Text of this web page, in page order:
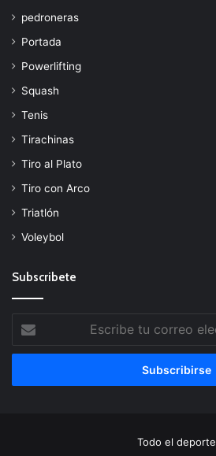
pedroneras
Portada
Powerlifting
Squash
Tenis
Tirachinas
Tiro al Plato
Tiro con Arco
Triatlón
Voleybol
Subscribete
tu
correo
Todo el deporte